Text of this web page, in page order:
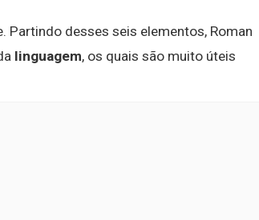
Partindo desses seis elementos, Roman
linguagem, os quais são muito úteis